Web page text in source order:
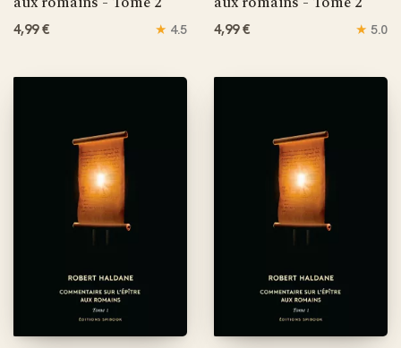
4,99 € ★ 4.5 4,99 € ★ 5.0